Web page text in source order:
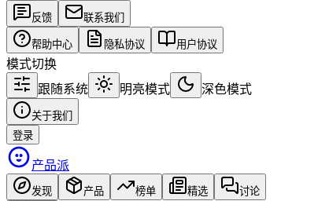
反馈 联系我们
帮助中心 隐私协议 用户协议
模式切换
跟随系统
明亮模式 深色模式
关于我们
登录
产品派
发现 产品 榜单 精选 讨论